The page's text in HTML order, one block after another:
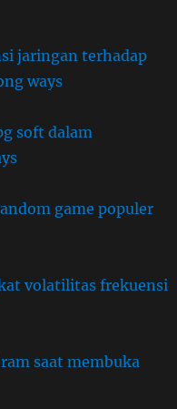
jaringan terhadap
ways
soft dalam
game populer
volatilitas frekuensi
saat membuka